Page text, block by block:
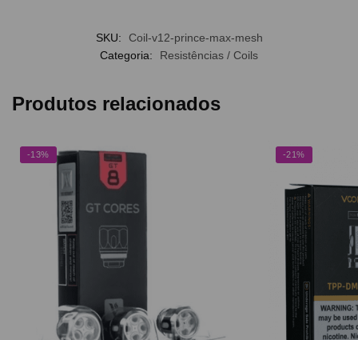
SKU:
Coil-v12-prince-max-mesh
Categoria:
Resistências / Coils
Produtos relacionados
-13% -21%